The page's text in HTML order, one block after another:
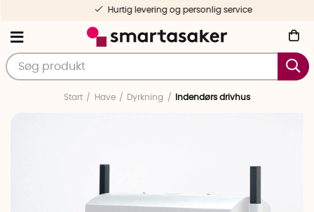
Hurtig levering og personlig service
Start Have Dyrkning Indendørs drivhus